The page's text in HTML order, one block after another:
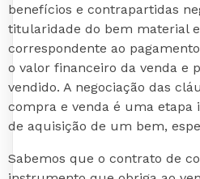
benefícios e contrapartidas
titularidade do bem material
correspondente ao
o valor financeiro da venda e
vendido. A negociação das
compra e venda é uma etapa
de aquisição de um bem,
Sabemos que o contrato de